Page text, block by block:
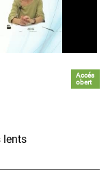
Accés
obert
lents